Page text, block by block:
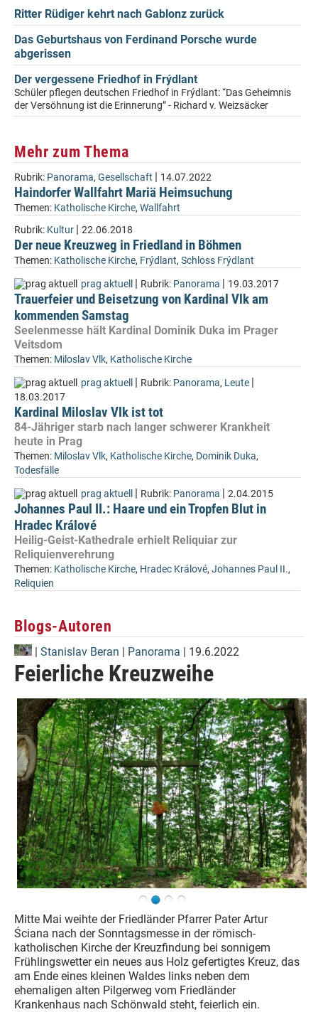
Ritter Rüdiger kehrt nach Gablonz zurück
Das Geburtshaus von Ferdinand Porsche wurde
abgerissen
Der vergessene Friedhof in Frýdlant
Schüler pflegen deutschen Friedhof in Frýdlant: “Das Geheimnis
der Versöhnung ist die Erinnerung” - Richard v. Weizsäcker
Mehr zum Thema
Rubrik: Panorama, Gesellschaft | 14.07.2022
Haindorfer Wallfahrt Mariä Heimsuchung
Themen: Katholische Kirche, Wallfahrt
Rubrik: Kultur | 22.06.2018
Der neue Kreuzweg in Friedland in Böhmen
Themen: Katholische Kirche, Frýdlant, Schloss Frýdlant
prag aktuell | Rubrik: Panorama | 19.03.2017
Trauerfeier und Beisetzung von Kardinal Vlk am
kommenden Samstag
Seelenmesse hält Kardinal Dominik Duka im Prager
Veitsdom
Themen: Miloslav Vlk, Katholische Kirche
prag aktuell | Rubrik: Panorama, Leute |
18.03.2017
Kardinal Miloslav Vlk ist tot
84-Jähriger starb nach langer schwerer Krankheit
heute in Prag
Themen: Miloslav Vlk, Katholische Kirche, Dominik Duka,
Todesfälle
prag aktuell | Rubrik: Panorama | 2.04.2015
Johannes Paul II.: Haare und ein Tropfen Blut in
Hradec Králové
Heilig-Geist-Kathedrale erhielt Reliquiar zur
Reliquienverehrung
Themen: Katholische Kirche, Hradec Králové, Johannes Paul II.,
Reliquien
Blogs-Autoren
| Stanislav Beran | Panorama | 19.6.2022
Feierliche Kreuzweihe
Mitte Mai weihte der Friedländer Pfarrer Pater Artur
Ściana nach der Sonntagsmesse in der römisch-
katholischen Kirche der Kreuzfindung bei sonnigem
Frühlingswetter ein neues aus Holz gefertigtes Kreuz, das
am Ende eines kleinen Waldes links neben dem
ehemaligen alten Pilgerweg vom Friedländer
Krankenhaus nach Schönwald steht, feierlich ein.